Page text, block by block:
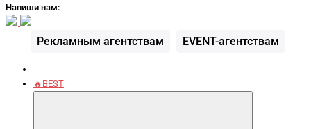
Напиши нам:
Рекламным агентствам EVENT-агентствам
🔥BEST